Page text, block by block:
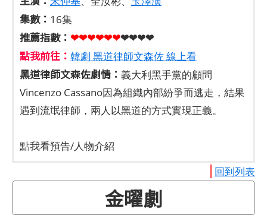
集數： 16集
推薦指數： ❤❤❤❤❤❤❤❤❤❤
點我前往： 韓劇 黑道律師文森佐 線上看
黑道律師文森佐劇情： 義大利黑手黨的顧問
Vincenzo Cassano因為組織內部紛爭而逃走，結果
遇到流氓律師，兩人以黑道的方式實現正義。
點我看預告/人物介紹
回到列表
金曜劇